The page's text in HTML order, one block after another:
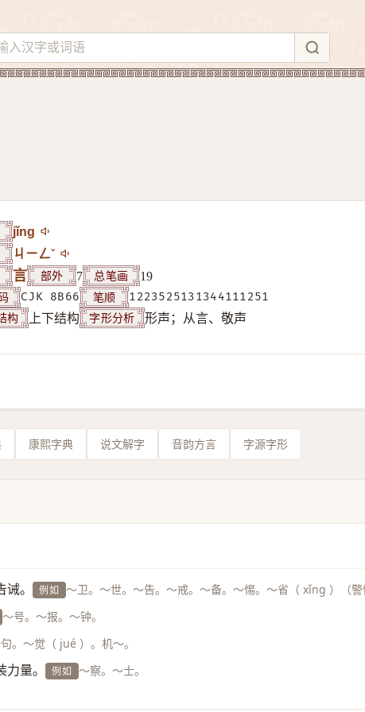
jǐng
ㄐㄧㄥˇ
言 部外 7 总笔画 19
CJK 8B66 笔顺 1223525131344111251
构 上下结构 字形分析 形声；从言、敬声
康熙字典 说文解字 音韵方言 字源字形
诫。 例如 ～卫。～世。～告。～戒。～备。～惕。～省（ xǐng ）（警
～号。～报。～钟。
。～觉（ jué ）。机～。
力量。 例如 ～察。～士。